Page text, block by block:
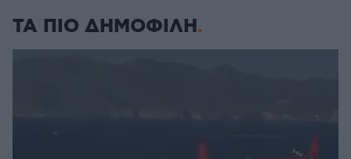
ΤΑ ΠΙΟ ΔΗΜΟΦΙΛΗ